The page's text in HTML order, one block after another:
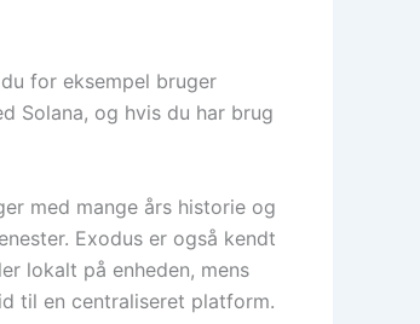
for eksempel bruger
Solana, og hvis du har brug
med mange års historie og
Exodus er også kendt
lokalt på enheden, mens
til en centraliseret platform.